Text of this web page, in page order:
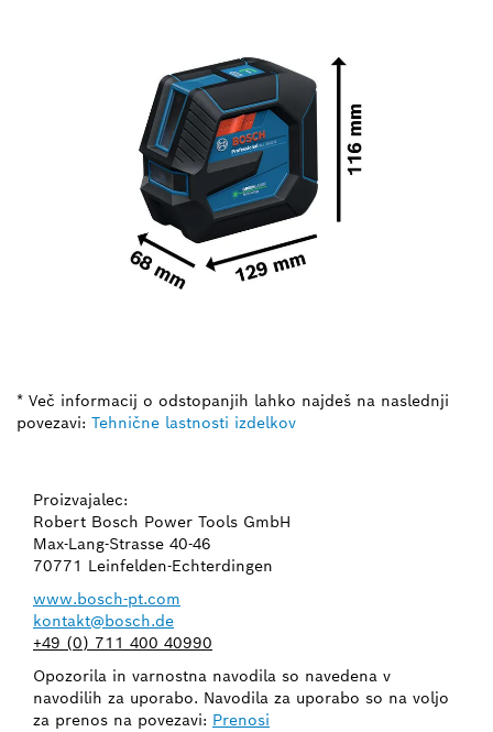
* Več informacij o odstopanjih lahko najdeš na naslednji
povezavi: Tehnične lastnosti izdelkov
Proizvajalec:
Robert Bosch Power Tools GmbH
Max-Lang-Strasse 40-46
70771 Leinfelden-Echterdingen
www.bosch-pt.com
kontakt@bosch.de
+49 (0) 711 400 40990
Opozorila in varnostna navodila so navedena v
navodilih za uporabo. Navodila za uporabo so na voljo
za prenos na povezavi: Prenosi